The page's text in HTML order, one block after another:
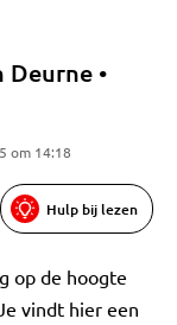
Deurne •
om 14:18
Hulp bij lezen
op de hoogte
vindt hier een